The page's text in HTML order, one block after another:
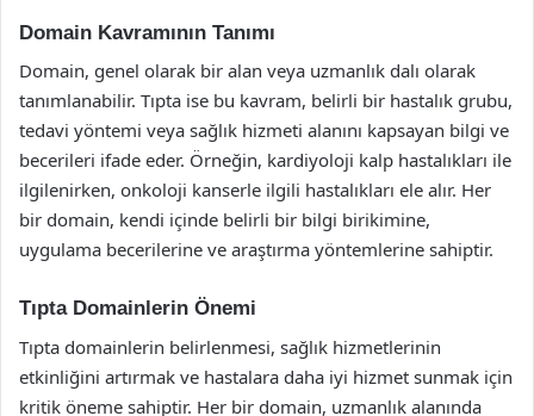
Domain Kavramının Tanımı
Domain, genel olarak bir alan veya uzmanlık dalı olarak
tanımlanabilir. Tıpta ise bu kavram, belirli bir hastalık grubu,
tedavi yöntemi veya sağlık hizmeti alanını kapsayan bilgi ve
becerileri ifade eder. Örneğin, kardiyoloji kalp hastalıkları ile
ilgilenirken, onkoloji kanserle ilgili hastalıkları ele alır. Her
bir domain, kendi içinde belirli bir bilgi birikimine,
uygulama becerilerine ve araştırma yöntemlerine sahiptir.
Tıpta Domainlerin Önemi
Tıpta domainlerin belirlenmesi, sağlık hizmetlerinin
etkinliğini artırmak ve hastalara daha iyi hizmet sunmak için
kritik öneme sahiptir. Her bir domain, uzmanlık alanında